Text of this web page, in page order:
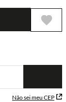
Não sei meu CEP